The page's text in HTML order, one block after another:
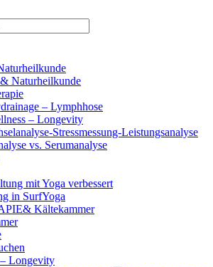
Naturheilkunde
– Lymphhose
– Longevity
Stressmessung-Leistungsanalyse
vs. Serumanalyse
mit Yoga verbessert
in SurfYoga
& Kältekammer
Longevity